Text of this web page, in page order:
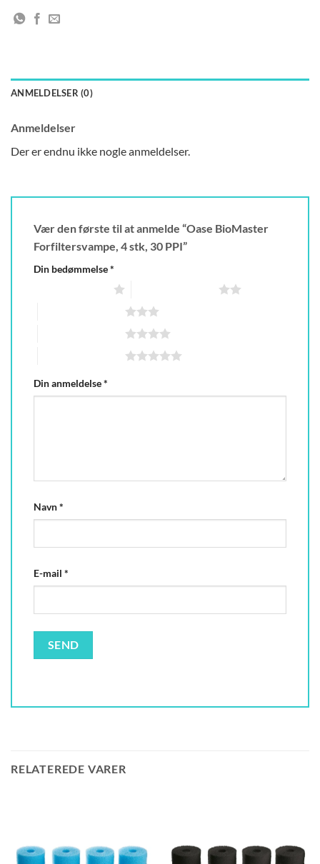
ANMELDELSER (0)
Anmeldelser
Der er endnu ikke nogle anmeldelser.
Vær den første til at anmelde “Oase BioMaster
Forfiltersvampe, 4 stk, 30 PPI”
Din bedømmelse*
Din anmeldelse*
Navn*
E-mail *
RELATEREDE VARER